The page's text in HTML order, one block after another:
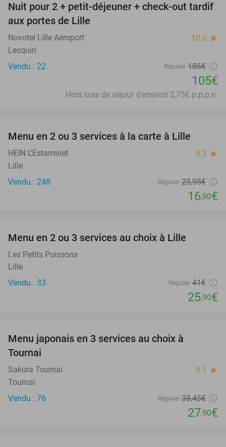
43%
Nuit pour 2 + petit-déjeuner + check-out tardif
aux portes de Lille
Novotel Lille Aéroport 10.0 star
Lesquin
Vendu : 22
Régulier 185€
105€
Hors taxe de séjour d'environ 2,75€ p.p.p.n.
Menu en 2 ou 3 services à la carte à Lille
HEIN L’Estaminet 9.3 star
Lille
Vendu : 248
Régulier 25,95€
16,90€
Menu en 2 ou 3 services au choix à Lille
Les Petits Poissons
Lille
Vendu : 33
Régulier 41€
25,90€
Menu japonais en 3 services au choix à
Tournai
Sakura Tournai 9.1 star
Tournai
Vendu : 76
Régulier 38,45€
27,90€